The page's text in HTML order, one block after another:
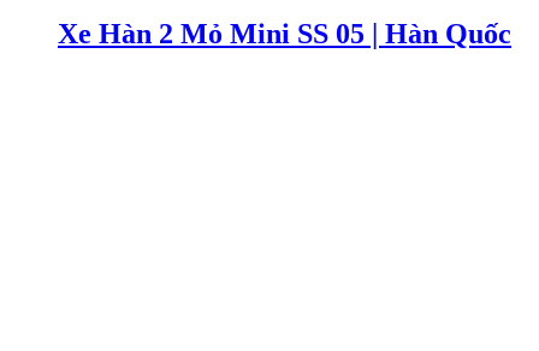
Xe Hàn 2 Mỏ Mini SS 05 | Hàn Quốc